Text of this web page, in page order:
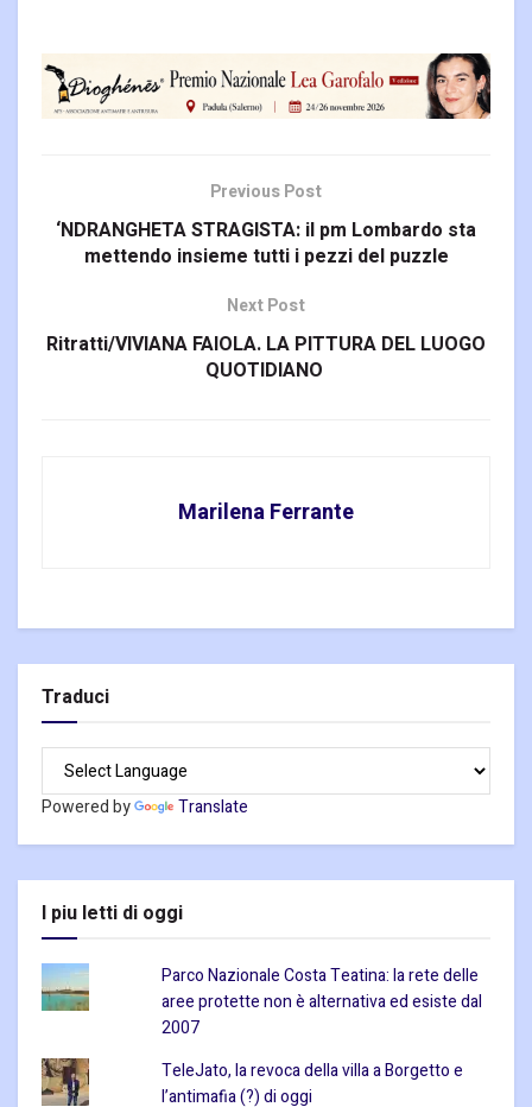
Previous Post
‘NDRANGHETA STRAGISTA: il pm Lombardo sta
mettendo insieme tutti i pezzi del puzzle
Next Post
Ritratti/VIVIANA FAIOLA. LA PITTURA DEL LUOGO
QUOTIDIANO
Marilena Ferrante
Traduci
Powered by Translate
I piu letti di oggi
Parco Nazionale Costa Teatina: la rete delle
aree protette non è alternativa ed esiste dal
2007
TeleJato, la revoca della villa a Borgetto e
l’antimafia (?) di oggi